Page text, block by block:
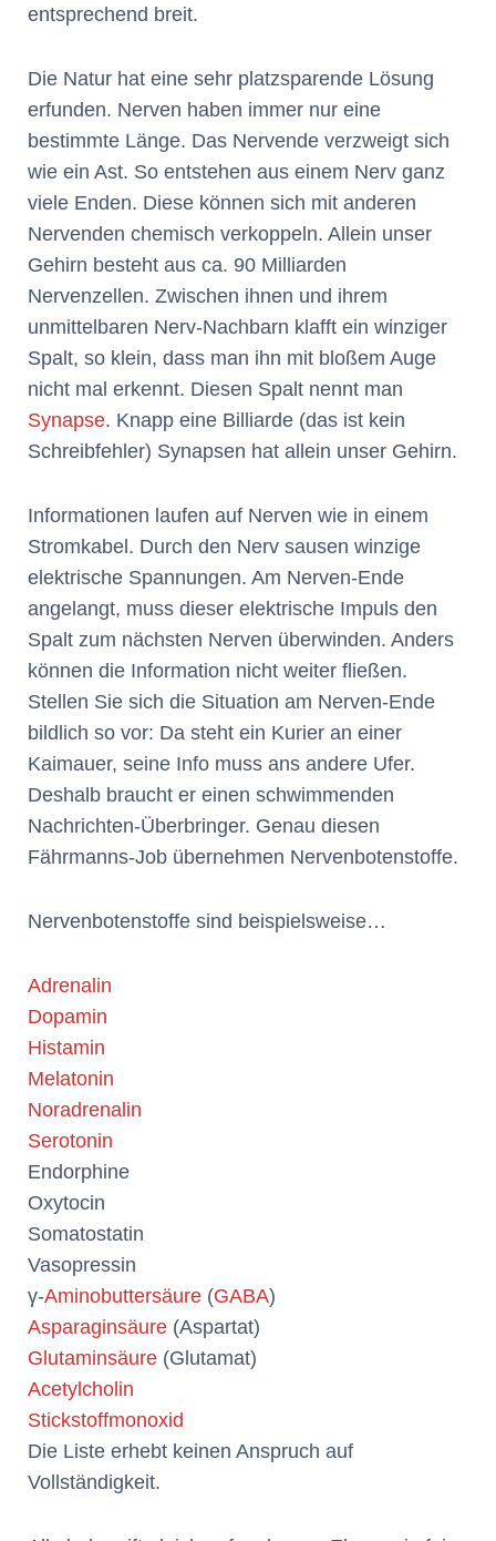
entsprechend breit.
Die Natur hat eine sehr platzsparende Lösung
erfunden. Nerven haben immer nur eine
bestimmte Länge. Das Nervende verzweigt sich
wie ein Ast. So entstehen aus einem Nerv ganz
viele Enden. Diese können sich mit anderen
Nervenden chemisch verkoppeln. Allein unser
Gehirn besteht aus ca. 90 Milliarden
Nervenzellen. Zwischen ihnen und ihrem
unmittelbaren Nerv-Nachbarn klafft ein winziger
Spalt, so klein, dass man ihn mit bloßem Auge
nicht mal erkennt. Diesen Spalt nennt man
Synapse. Knapp eine Billiarde (das ist kein
Schreibfehler) Synapsen hat allein unser Gehirn.
Informationen laufen auf Nerven wie in einem
Stromkabel. Durch den Nerv sausen winzige
elektrische Spannungen. Am Nerven-Ende
angelangt, muss dieser elektrische Impuls den
Spalt zum nächsten Nerven überwinden. Anders
können die Information nicht weiter fließen.
Stellen Sie sich die Situation am Nerven-Ende
bildlich so vor: Da steht ein Kurier an einer
Kaimauer, seine Info muss ans andere Ufer.
Deshalb braucht er einen schwimmenden
Nachrichten-Überbringer. Genau diesen
Fährmanns-Job übernehmen Nervenbotenstoffe.
Nervenbotenstoffe sind beispielsweise…
Adrenalin
Dopamin
Histamin
Melatonin
Noradrenalin
Serotonin
Endorphine
Oxytocin
Somatostatin
Vasopressin
γ-Aminobuttersäure (GABA)
Asparaginsäure (Aspartat)
Glutaminsäure (Glutamat)
Acetylcholin
Stickstoffmonoxid
Die Liste erhebt keinen Anspruch auf
Vollständigkeit.